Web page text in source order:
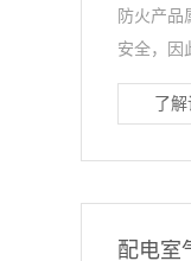
防火产品
安全，因
了
配电室